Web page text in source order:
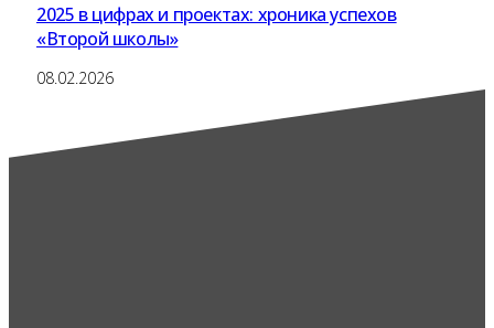
2025 в цифрах и проектах: хроника успехов
«Второй школы»
08.02.2026